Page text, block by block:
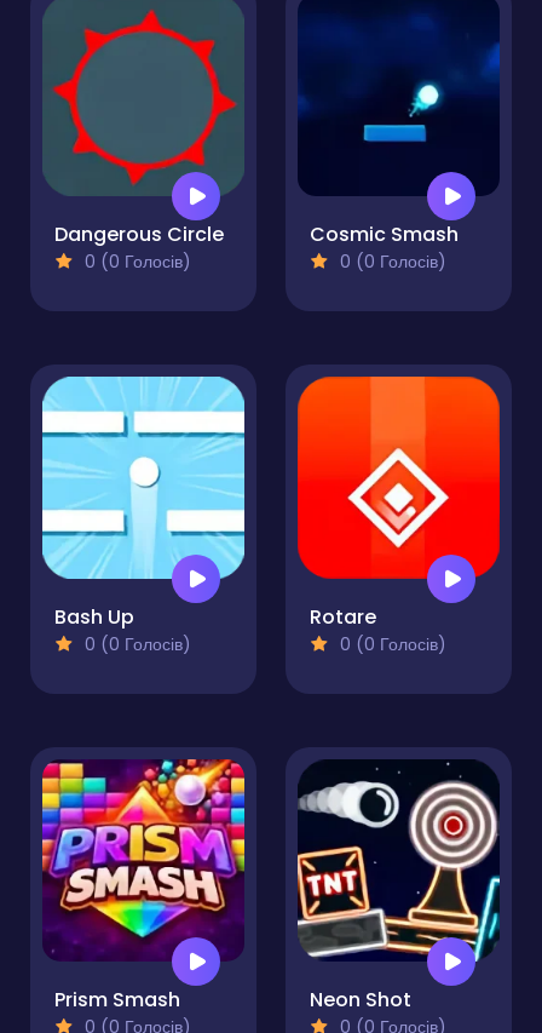
Dangerous Circle
0 (0 Голосів)
Cosmic Smash
0 (0 Голосів)
Bash Up
0 (0 Голосів)
Rotare
0 (0 Голосів)
Prism Smash
0 (0 Голосів)
Neon Shot
0 (0 Голосів)